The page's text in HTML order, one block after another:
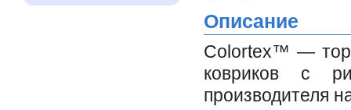
Описание
Colortex™ —
ковриков с
производителя